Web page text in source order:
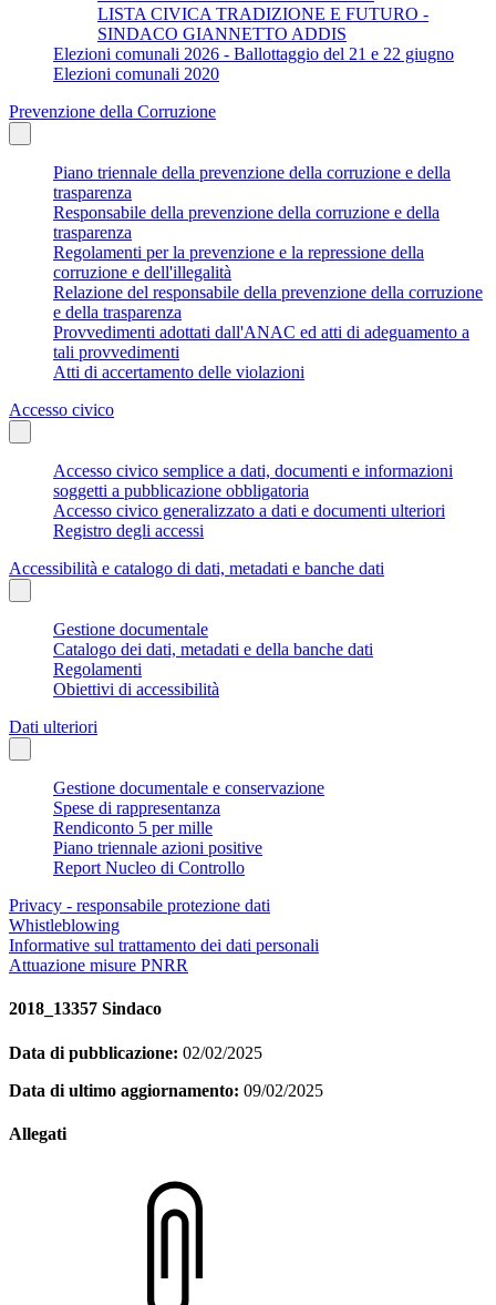
LISTA CIVICA TRADIZIONE E FUTURO -
SINDACO GIANNETTO ADDIS
Elezioni comunali 2026 - Ballottaggio del 21 e 22 giugno
Elezioni comunali 2020
Prevenzione della Corruzione
Piano triennale della prevenzione della corruzione e della
trasparenza
Responsabile della prevenzione della corruzione e della
trasparenza
Regolamenti per la prevenzione e la repressione della
corruzione e dell'illegalità
Relazione del responsabile della prevenzione della corruzione
e della trasparenza
Provvedimenti adottati dall'ANAC ed atti di adeguamento a
tali provvedimenti
Atti di accertamento delle violazioni
Accesso civico
Accesso civico semplice a dati, documenti e informazioni
soggetti a pubblicazione obbligatoria
Accesso civico generalizzato a dati e documenti ulteriori
Registro degli accessi
Accessibilità e catalogo di dati, metadati e banche dati
Gestione documentale
Catalogo dei dati, metadati e della banche dati
Regolamenti
Obiettivi di accessibilità
Dati ulteriori
Gestione documentale e conservazione
Spese di rappresentanza
Rendiconto 5 per mille
Piano triennale azioni positive
Report Nucleo di Controllo
Privacy - responsabile protezione dati
Whistleblowing
Informative sul trattamento dei dati personali
Attuazione misure PNRR
2018_13357 Sindaco
Data di pubblicazione: 02/02/2025
Data di ultimo aggiornamento: 09/02/2025
Allegati